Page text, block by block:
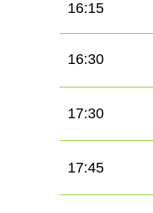
17:30
17:45
16:30
16:15